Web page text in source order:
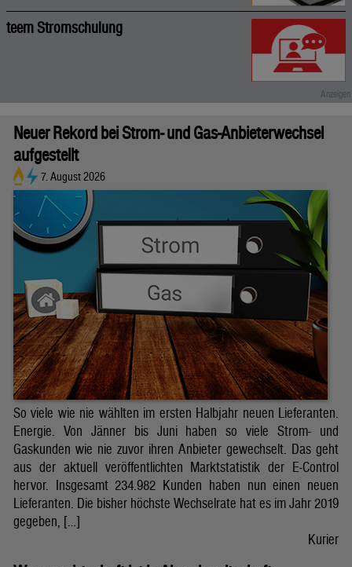
teem Stromschulung
Neuer Rekord bei Strom- und Gas-Anbieterwechsel
aufgestellt
7. August 2026
So viele wie nie wählten im ersten Halbjahr neuen Lieferanten.
Energie. Von Jänner bis Juni haben so viele Strom- und
Gaskunden wie nie zuvor ihren Anbieter gewechselt. Das geht
aus der aktuell veröffentlichten Marktstatistik der E-Control
hervor. Insgesamt 234.982 Kunden haben nun einen neuen
Lieferanten. Die bisher höchste Wechselrate hat es im Jahr 2019
gegeben, […]
Kurier